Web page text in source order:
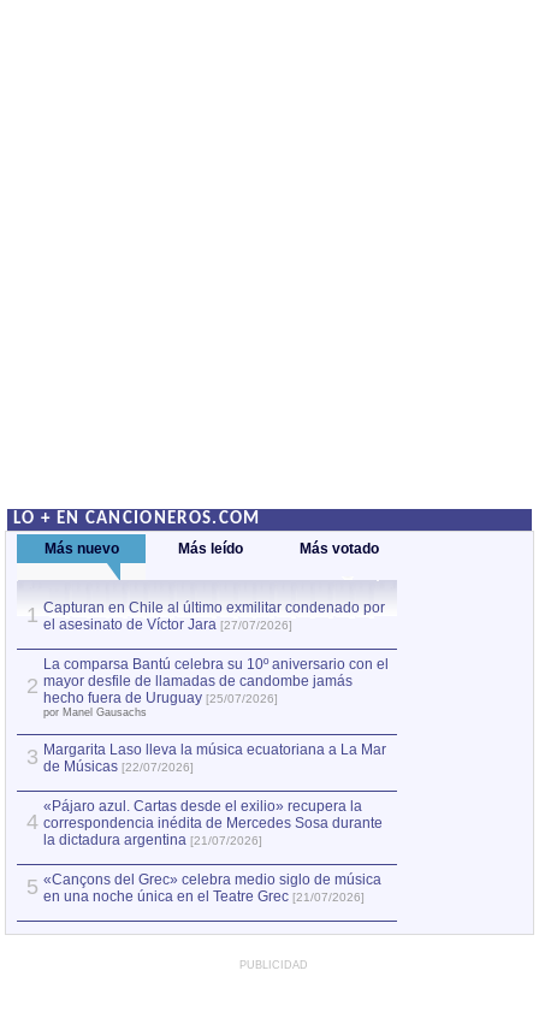
LO + EN CANCIONEROS.COM
Más nuevo Más leído Más votado
1 Capturan en Chile al último exmilitar condenado por
el asesinato de Víctor Jara [27/07/2026]
2
La comparsa Bantú celebra su 10º aniversario con el
mayor desfile de llamadas de candombe jamás
hecho fuera de Uruguay [25/07/2026]
por Manel Gausachs
3 Margarita Laso lleva la música ecuatoriana a La Mar
de Músicas [22/07/2026]
4
«Pájaro azul. Cartas desde el exilio» recupera la
correspondencia inédita de Mercedes Sosa durante
la dictadura argentina [21/07/2026]
5 «Cançons del Grec» celebra medio siglo de música
en una noche única en el Teatre Grec [21/07/2026]
PUBLICIDAD